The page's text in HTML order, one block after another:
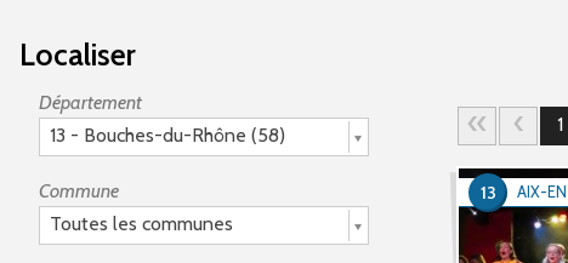
Localiser
Département
13 - Bouches-du-Rhône (58)
Commune
Toutes les communes
1
AIX-
13